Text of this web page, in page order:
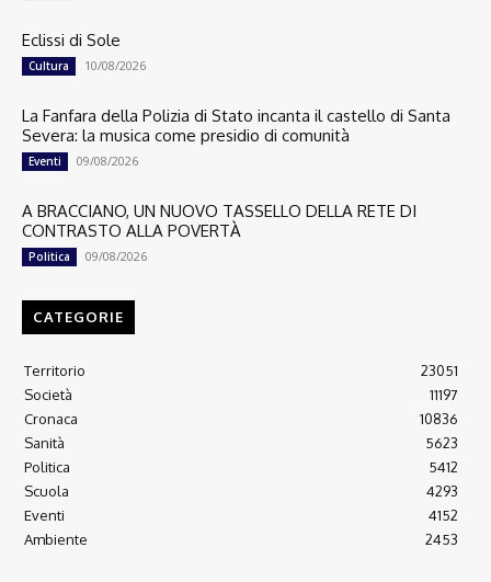
Eclissi di Sole
Cultura 10/08/2026
La Fanfara della Polizia di Stato incanta il castello di Santa
Severa: la musica come presidio di comunità
Eventi 09/08/2026
A BRACCIANO, UN NUOVO TASSELLO DELLA RETE DI
CONTRASTO ALLA POVERTÀ
Politica 09/08/2026
CATEGORIE
Territorio
23051
Società
11197
Cronaca
10836
Sanità
5623
Politica
5412
Scuola
4293
Eventi
4152
Ambiente
2453